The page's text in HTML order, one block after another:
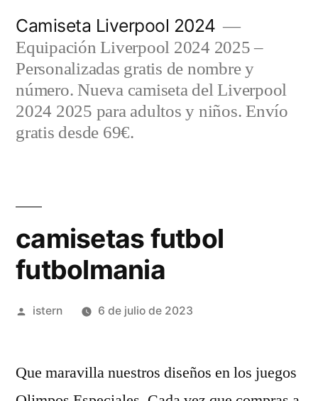
contenido
Camiseta Liverpool 2024
Equipación Liverpool 2024 2025 –
Personalizadas gratis de nombre y
número. Nueva camiseta del Liverpool
2024 2025 para adultos y niños. Envío
gratis desde 69€.
camisetas futbol
futbolmania
Publicado
istern 6 de julio de 2023
Que maravilla nuestros diseños en los juegos